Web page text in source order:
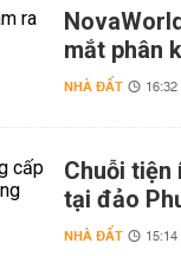
mắt phân
NHÀ ĐẤT
Chuỗi tiện
tại đảo
NHÀ ĐẤT